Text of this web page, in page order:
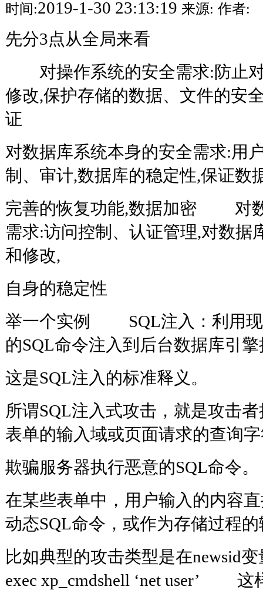
时间:2019-1-30 23:13:19 来源: 作者:
先分3点从全局来看
对操作系统的安全需求:防止对
修改,保护存储的数据、文件的安
证
对数据库系统本身的安全需求:用
制、审计,数据库的稳定性,保证数
完善的恢复功能,数据加密 对
需求:访问控制、认证管理,对数据
和修改,
自身的稳定性
举一个实例 SQL注入：利用现
的SQL命令注入到后台数据库引
这是SQL注入的标准释义。
所谓SQL注入式攻击，就是攻击
表单的输入域或页面请求的查询
欺骗服务器执行恶意的SQL命令。
在某些表单中，用户输入的内容
动态SQL命令，或作为存储过程
比如典型的攻击类型是在newsid
exec xp_cmdshell ‘net user’ 这